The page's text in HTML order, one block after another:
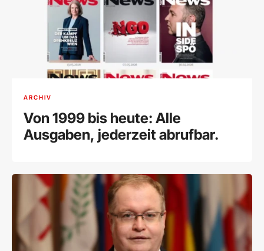
ARCHIV
Von 1999 bis heute: Alle
Ausgaben, jederzeit abrufbar.